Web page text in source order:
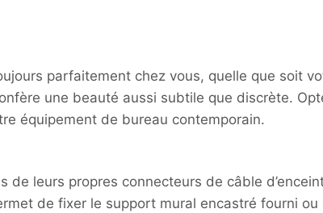
parfaitement chez vous, quelle que soit
une beauté aussi subtile que discrète.
équipement de bureau contemporain.
de leurs propres connecteurs de câble
de fixer le support mural encastré fourni